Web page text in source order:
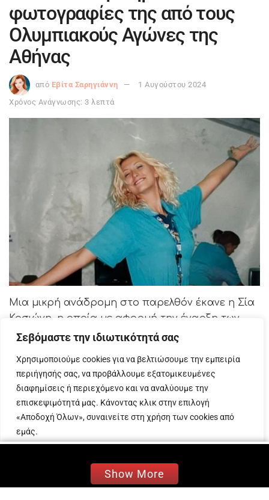
Σεβόμαστε την ιδιωτικότητά σας
Χρησιμοποιούμε cookies για να βελτιώσουμε την εμπειρία
περιήγησής σας, να προβάλλουμε εξατομικευμένες
διαφημίσεις ή περιεχόμενο και να αναλύουμε την
επισκεψιμότητά μας. Κάνοντας κλικ στην επιλογή
«Αποδοχή Όλων», συναινείτε στη χρήση των cookies από
εμάς.
Απόρριψη όλων
φωτογραφίες της από τους
Ολυμπιακούς Αγώνες της
Αθήνας
από Εβίτα Σαρηγιάννη
1 Αυγούστου 2024
Χρόνος Ανάγνωσης: 3 λεπτά
Μια μικρή ανάδρομη στο παρελθόν έκανε η Σία
Κοσιώνη, η οποία με αφορμή την έναρξη των
Ολυμπιακών Αγώνων στο Παρίσι δημοσίευσε
Οι φωτογραφίες είχαν τραβηχτεί πριν από 20
χρόνια, όταν η ίδια μαζί με άλλους συναδέλφους
κάλυπταν δημοσιογραφικά τους Ολυμπιακούς
Αγώνες, στην Αθήνα!
«Ακριβώς 20 χρόνια πριν στο ΟΑΚΑ! Τότε που κι
εγώ μαζί με χιλιάδες άλλους ενώναμε τις
δυνάμεις μας για να πετύχουμε το ολυμπιακό
Show More